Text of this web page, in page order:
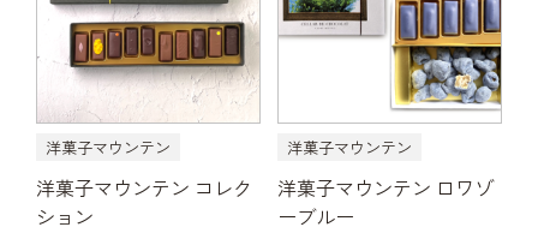
洋菓子マウンテン
洋菓子マウンテン コレク
ション
洋菓子マウンテン
洋菓子マウンテン ロワゾ
ーブルー